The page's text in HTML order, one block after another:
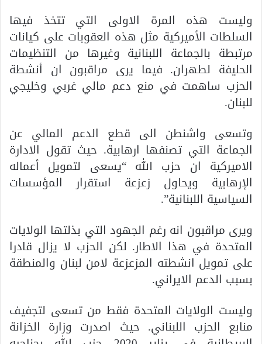
وليست هذه المرة الاولى التي تتخذ فيها
السلطات الأميركية مثل هذه العقوبات على كيانات
مرتبطة بالجماعة اللبنانية وغيرها من التنظيمات
الحليفة لطهران. فيما يرى مراقبون ان أنشطة
الحزب ساهمت في منع دعم مالي غربي وخليجي
للبنان.
وتسعى واشنطن الى قطع الدعم المالي عن
الجماعة التي تصنفها ارهابية. حيث تقول الادارة
الاميركية ان حزب الله “يسعى لتمويل أعماله
الإرهابية ويحاول زعزعة استقرار المؤسسات
السياسية اللبنانية”.
ويرى مراقبون انه رغم الجهود التي بذلتها الولايات
المتحدة في هذا الاطار. لكن الحزب لا يزال قادرا
على تمويل انشطته المزعزعة لامن لبنان والمنطقة
بسبب الدعم الايراني.
وليست الولايات المتحدة فقط من تسعى لتجفيف
منابع الحزب اللبناني. حيث اصدرت وزارة الخزانة